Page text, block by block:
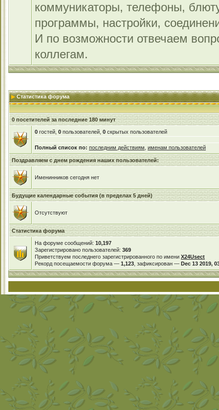
коммуникаторы, телефоны,
программы, настройки,
И по возможности отвечаем
коллегам.
Статистика форума
0 посетителей за последние 180 минут
0 гостей, 0 пользователей, 0 скрытых пользователей
Полный список по: последним действиям именам пользователей
Поздравляем с днем рождения наших пользователей:
Именинников сегодня нет
Будущие календарные события (в пределах 5 дней)
Отсутствуют
Статистика форума
На форуме сообщений: 10,197
Зарегистрировано пользователей: 369
Приветствуем последнего зарегистрированного по имени X24Usect
Рекорд посещаемости форума — 1,123 , зафиксирован — Dec 13 2019,